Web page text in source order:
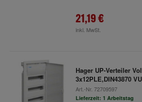
21,19 €
inkl. MwSt.
Hager UP-Verteiler
3x12PLE,DIN43870
Art.-Nr. 72709597
Lieferzeit: 1 Arbeitstag